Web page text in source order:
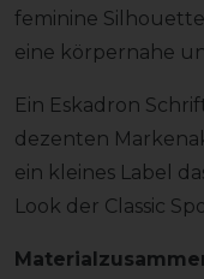
feminine
eine körpernahe
Ein Eskadron
dezenten
ein kleines Label
Look der Classic